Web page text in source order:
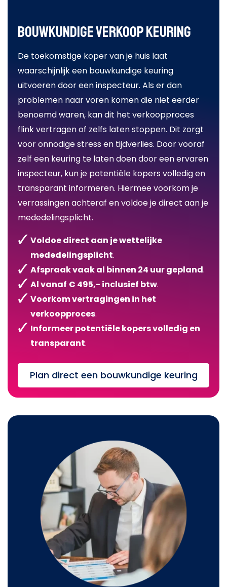
Bouwkundige verkoop keuring
De toekomstige koper van je huis laat
waarschijnlijk een bouwkundige keuring
uitvoeren door een inspecteur. Als er dan
problemen naar voren komen die niet eerder
benoemd waren, kan dit het verkoopproces
flink vertragen of zelfs laten stoppen. Dit zorgt
voor onnodige stress en tijdverlies. Door vooraf
zelf een keuring te laten doen door een ervaren
inspecteur, kun je potentiële kopers volledig en
transparant informeren. Hiermee voorkom je
verrassingen achteraf en voldoe je direct aan je
mededelingsplicht.
Voldoe direct aan je wettelijke
mededelingsplicht.
Afspraak vaak al binnen 24 uur gepland.
Al vanaf € 495,- inclusief btw.
Voorkom vertragingen in het
verkoopproces.
Informeer potentiële kopers volledig en
transparant.
Plan direct een bouwkundige keuring